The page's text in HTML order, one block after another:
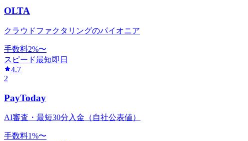
OLTA
クラウドファクタリングのパイオニア
手数料2%〜
スピード最短即日
4.7
2
PayToday
AI審査・最短30分入金（自社公表値）
手数料1%〜